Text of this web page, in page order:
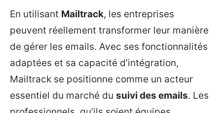
En utilisant Mailtrack, les entreprises
peuvent réellement transformer leur manière
de gérer les emails. Avec ses fonctionnalités
adaptées et sa capacité d’intégration,
Mailtrack se positionne comme un acteur
essentiel du marché du suivi des emails. Les